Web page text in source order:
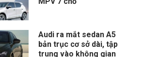
Audi ra mắt sedan A5
bản trục cơ sở dài, tập
trung vào không gian